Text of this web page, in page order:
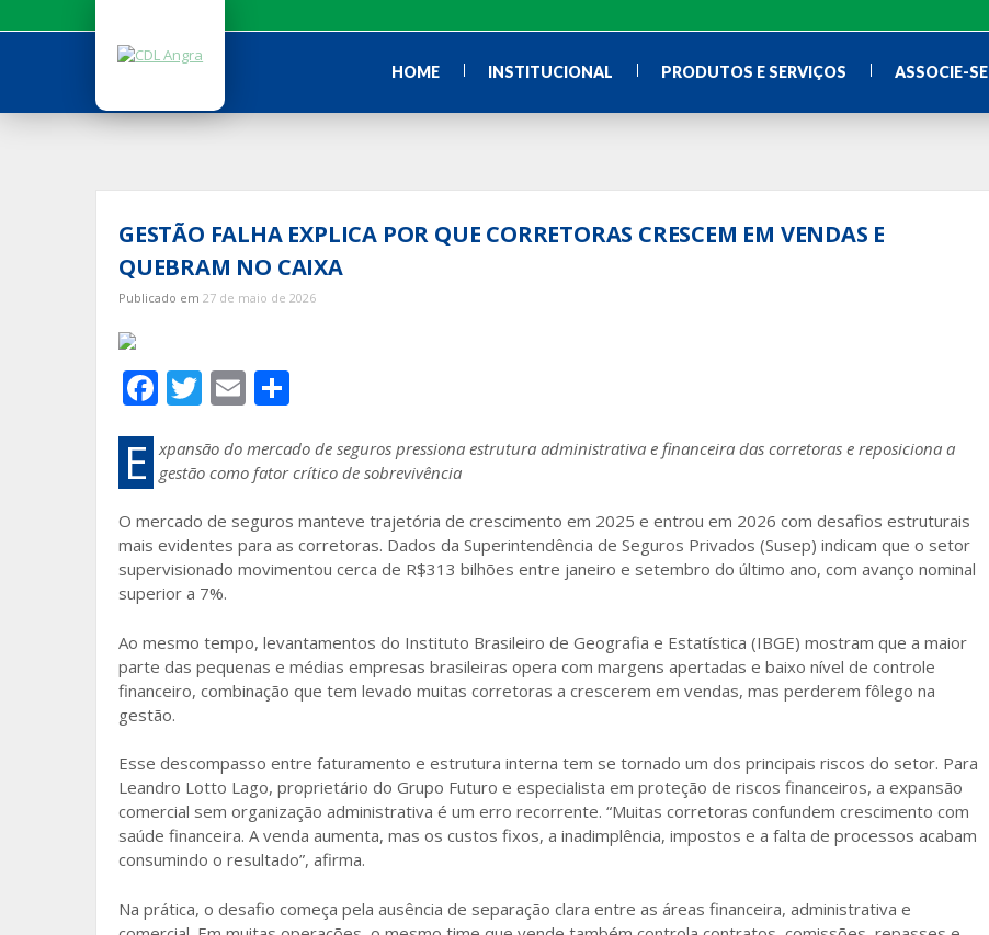
para
HOME INSTITUCIONAL PRODUTOS E SERVIÇOS ASSOCIE-SE
GESTÃO FALHA EXPLICA POR QUE CORRETORAS CRESCEM EM VENDAS E
QUEBRAM NO CAIXA
Publicado em 27 de maio de 2026
F
ac
e
b
o
o
k
T
w
itt
er
E
m
ai
l
ar
e
E xpansão do mercado de seguros pressiona estrutura administrativa e financeira das corretoras e reposiciona a
gestão como fator crítico de sobrevivência
O mercado de seguros manteve trajetória de crescimento em 2025 e entrou em 2026 com desafios estruturais
mais evidentes para as corretoras. Dados da Superintendência de Seguros Privados (Susep) indicam que o setor
supervisionado movimentou cerca de R$313 bilhões entre janeiro e setembro do último ano, com avanço nominal
superior a 7%.
Ao mesmo tempo, levantamentos do Instituto Brasileiro de Geografia e Estatística (IBGE) mostram que a maior
parte das pequenas e médias empresas brasileiras opera com margens apertadas e baixo nível de controle
financeiro, combinação que tem levado muitas corretoras a crescerem em vendas, mas perderem fôlego na
gestão.
Esse descompasso entre faturamento e estrutura interna tem se tornado um dos principais riscos do setor. Para
Leandro Lotto Lago, proprietário do Grupo Futuro e especialista em proteção de riscos financeiros, a expansão
comercial sem organização administrativa é um erro recorrente. “Muitas corretoras confundem crescimento com
saúde financeira. A venda aumenta, mas os custos fixos, a inadimplência, impostos e a falta de processos acabam
consumindo o resultado”, afirma.
Na prática, o desafio começa pela ausência de separação clara entre as áreas financeira, administrativa e